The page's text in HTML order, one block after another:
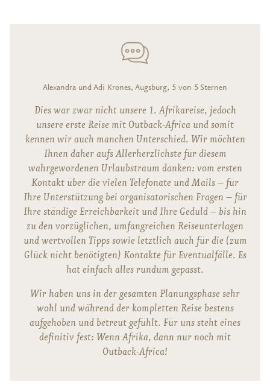
Alexandra und Adi Krones, Augsburg, 5 von 5 Sternen
Dies war zwar nicht unsere 1. Afrikareise, jedoch
unsere erste Reise mit Outback-Africa und somit
kennen wir auch manchen Unterschied. Wir möchten
Ihnen daher aufs Allerherzlichste für diesem
wahrgewordenen Urlaubstraum danken: vom ersten
Kontakt über die vielen Telefonate und Mails – für
Ihre Unterstützung bei organisatorischen Fragen – für
Ihre ständige Erreichbarkeit und Ihre Geduld – bis hin
zu den vorzüglichen, umfangreichen Reiseunterlagen
und wertvollen Tipps sowie letztlich auch für die (zum
Glück nicht benötigten) Kontakte für Eventualfälle. Es
hat einfach alles rundum gepasst.
Wir haben uns in der gesamten Planungsphase sehr
wohl und während der kompletten Reise bestens
aufgehoben und betreut gefühlt. Für uns steht eines
definitiv fest: Wenn Afrika, dann nur noch mit
Outback-Africa!